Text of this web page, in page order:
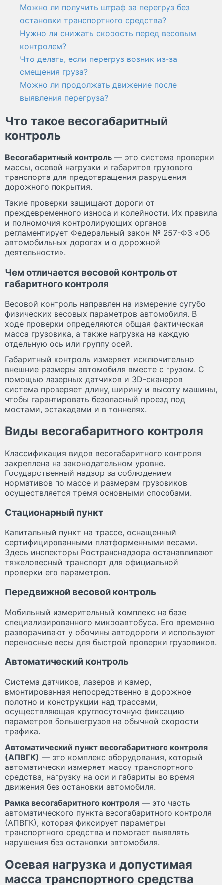
Можно ли получить штраф за перегруз без
остановки транспортного средства?
Нужно ли снижать скорость перед весовым
контролем?
Что делать, если перегруз возник из-за
смещения груза?
Можно ли продолжать движение после
выявления перегруза?
Что такое весогабаритный
контроль
Весогабаритный контроль — это система проверки
массы, осевой нагрузки и габаритов грузового
транспорта для предотвращения разрушения
дорожного покрытия.
Такие проверки защищают дороги от
преждевременного износа и колейности. Их правила
и полномочия контролирующих органов
регламентирует Федеральный закон № 257-ФЗ «Об
автомобильных дорогах и о дорожной
деятельности».
Чем отличается весовой контроль от
габаритного контроля
Весовой контроль направлен на измерение сугубо
физических весовых параметров автомобиля. В
ходе проверки определяются общая фактическая
масса грузовика, а также нагрузка на каждую
отдельную ось или группу осей.
Габаритный контроль измеряет исключительно
внешние размеры автомобиля вместе с грузом. С
помощью лазерных датчиков и 3D-сканеров
система проверяет длину, ширину и высоту машины,
чтобы гарантировать безопасный проезд под
мостами, эстакадами и в тоннелях.
Виды весогабаритного контроля
Классификация видов весогабаритного контроля
закреплена на законодательном уровне.
Государственный надзор за соблюдением
нормативов по массе и размерам грузовиков
осуществляется тремя основными способами.
Стационарный пункт
Капитальный пункт на трассе, оснащенный
сертифицированными платформенными весами.
Здесь инспекторы Ространснадзора останавливают
тяжеловесный транспорт для официальной
проверки его параметров.
Передвижной весовой контроль
Мобильный измерительный комплекс на базе
специализированного микроавтобуса. Его временно
разворачивают у обочины автодороги и используют
переносные весы для быстрой проверки грузовиков.
Автоматический контроль
Система датчиков, лазеров и камер,
вмонтированная непосредственно в дорожное
полотно и конструкции над трассами,
осуществляющая круглосуточную фиксацию
параметров большегрузов на обычной скорости
трафика.
Автоматический пункт весогабаритного контроля
(АПВГК) — это комплекс оборудования, который
автоматически измеряет массу транспортного
средства, нагрузку на оси и габариты во время
движения без остановки автомобиля.
Рамка весогабаритного контроля — это часть
автоматического пункта весогабаритного контроля
(АПВГК), которая фиксирует параметры
транспортного средства и помогает выявлять
нарушения без остановки автомобиля.
Осевая нагрузка и допустимая
масса транспортного средства